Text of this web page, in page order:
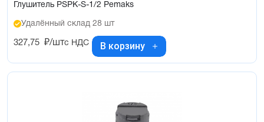
Глушитель PSPK-S-1/2 Pemaks
Удалённый склад 28 шт
327,75 ₽/штс НДС В корзину